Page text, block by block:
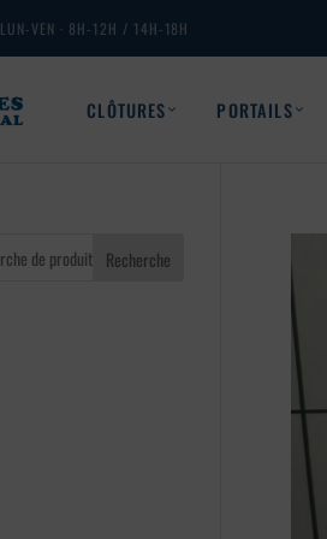
LUN-VEN · 8H-12H / 14H-18H
CLÔTURES PORTAILS
Recherche